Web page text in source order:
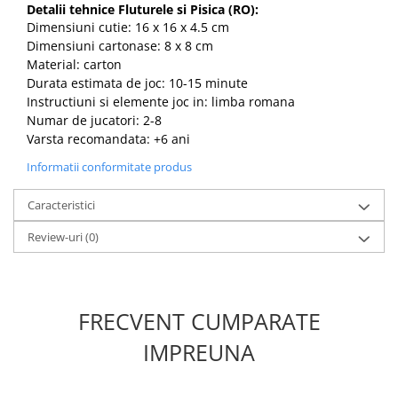
Detalii tehnice Fluturele si Pisica (RO):
Dimensiuni cutie: 16 x 16 x 4.5 cm
Dimensiuni cartonase: 8 x 8 cm
Material: carton
Durata estimata de joc: 10-15 minute
Instructiuni si elemente joc in: limba romana
Numar de jucatori: 2-8
Varsta recomandata: +6 ani
Informatii conformitate produs
Caracteristici
Review-uri(0)
FRECVENT CUMPARATE
IMPREUNA